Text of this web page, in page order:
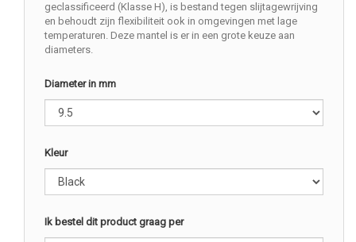
geclassificeerd (Klasse H), is bestand tegen slijtagewrijving
en behoudt zijn flexibiliteit ook in omgevingen met lage
temperaturen. Deze mantel is er in een grote keuze aan
diameters.
Diameter in mm
Kleur
Ik bestel dit product graag per